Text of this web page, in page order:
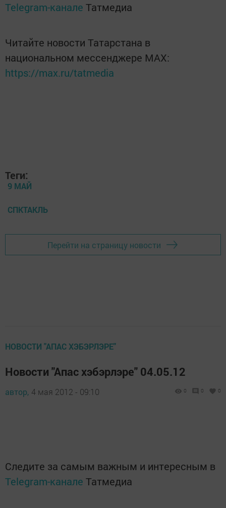
Telegram-канале Татмедиа
Читайте новости Татарстана в
национальном мессенджере MАХ:
https://max.ru/tatmedia
Теги:
9 МАЙ
СПКТАКЛЬ
Перейти на страницу новости
НОВОСТИ "АПАС ХЭБЭРЛЭРЕ"
Новости "Апас хэбэрлэре" 04.05.12
автор, 4 мая 2012 - 09:10 0 0 0
Следите за самым важным и интересным в
Telegram-канале Татмедиа